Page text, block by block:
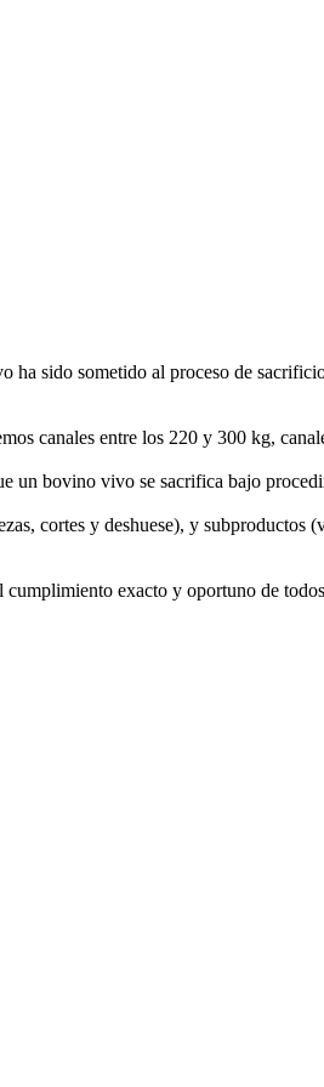
sido sometido al proceso de
canales entre los 220 y 300 kg,
un bovino vivo se sacrifica bajo
cortes y deshuese), y subproductos
exacto y oportuno de